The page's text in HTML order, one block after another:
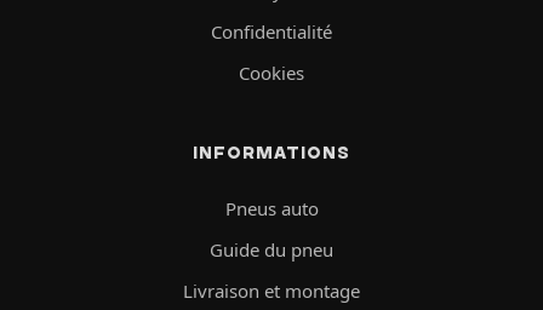
Confidentialité
Cookies
INFORMATIONS
Pneus auto
Guide du pneu
Livraison et montage